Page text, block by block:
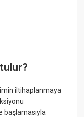
iltihaplanmaya
başlamasıyla